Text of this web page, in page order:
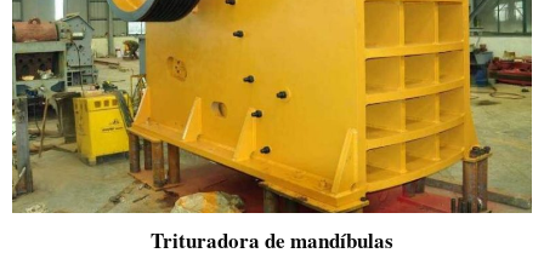
Trituradora de mandíbulas